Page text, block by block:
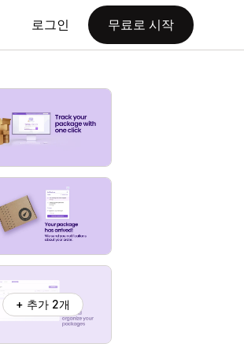
로그인 무료로 시작
+ 추가 2개